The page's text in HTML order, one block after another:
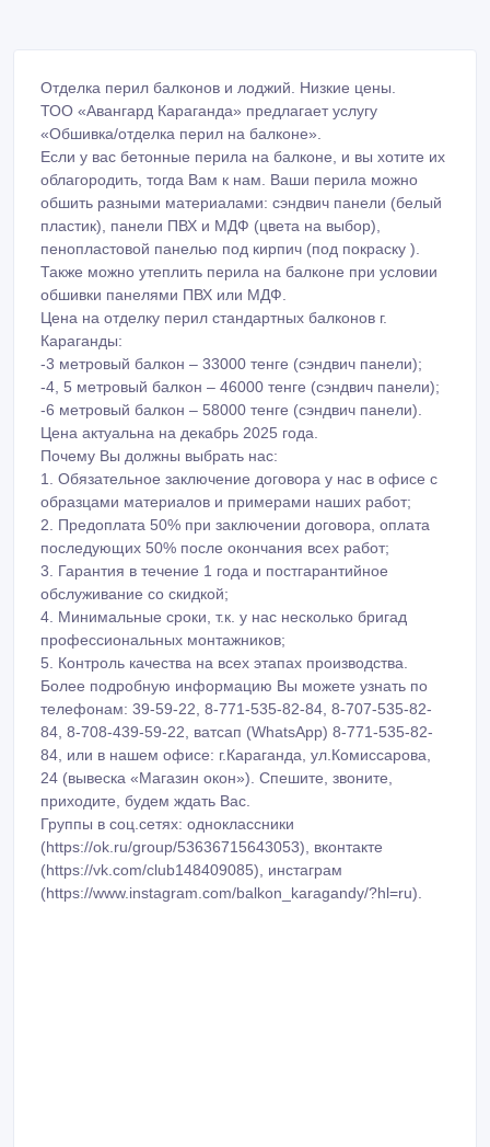
Цена на отделку перил стандартных балконов г.
Караганды:
-3 метровый балкон – 33000 тенге (сэндвич панели);
-4, 5 метровый балкон – 46000 тенге (сэндвич панели);
-6 метровый балкон – 58000 тенге (сэндвич панели).
Цена актуальна на декабрь 2025 года.
Почему Вы должны выбрать нас:
1. Обязательное заключение договора у нас в офисе с
образцами материалов и примерами наших работ;
2. Предоплата 50% при заключении договора, оплата
последующих 50% после окончания всех работ;
3. Гарантия в течение 1 года и постгарантийное
обслуживание со скидкой;
4. Минимальные сроки, т.к. у нас несколько бригад
профессиональных монтажников;
5. Контроль качества на всех этапах производства.
Более подробную информацию Вы можете узнать по
телефонам: 39-59-22, 8-771-535-82-84, 8-707-535-82-
84, 8-708-439-59-22, ватсап (WhatsApp) 8-771-535-82-
84, или в нашем офисе: г.Караганда, ул.Комиссарова,
24 (вывеска «Магазин окон»). Спешите, звоните,
приходите, будем ждать Вас.
Группы в соц.сетях: одноклассники
(https://ok.ru/group/53636715643053), вконтакте
(https://vk.com/club148409085), инстаграм
(https://www.instagram.com/balkon_karagandy/?hl=ru).